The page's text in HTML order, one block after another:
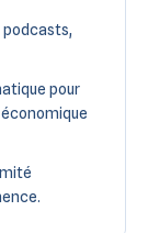
pour